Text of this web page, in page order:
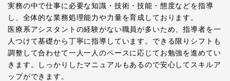
実務の中で仕事に必要な知識・技術・技能・態度などを指導
し、全体的な業務処理能力や力量を育成しております。
医療系アシスタントの経験がない職員が多いため、指導者を一
人つけて基礎から丁寧に指導しています。できる限りシフトも
調整して合わせて一人一人のペースに応じてお勉強を進めてい
きます。しっかりしたマニュアルもあるので安心してスキルア
ップができます。